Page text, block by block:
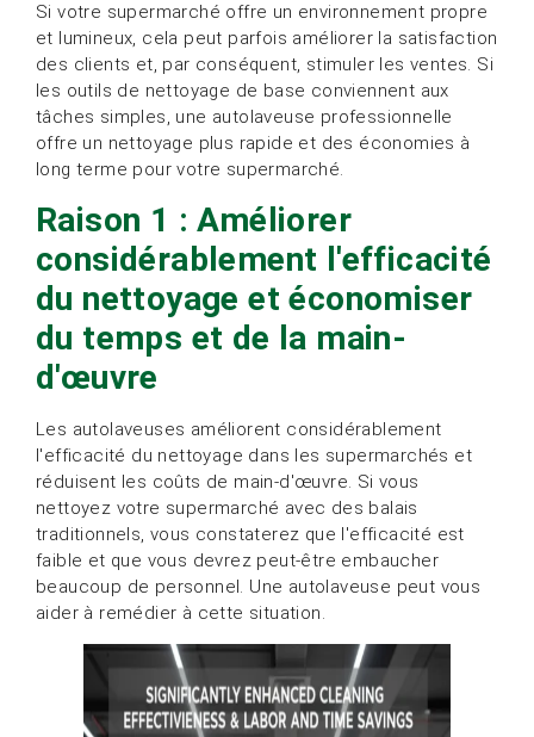
Si votre supermarché offre un environnement propre
et lumineux, cela peut parfois améliorer la satisfaction
des clients et, par conséquent, stimuler les ventes. Si
les outils de nettoyage de base conviennent aux
tâches simples, une autolaveuse professionnelle
offre un nettoyage plus rapide et des économies à
long terme pour votre supermarché.
Raison 1 : Améliorer
considérablement l'efficacité
du nettoyage et économiser
du temps et de la main-
d'œuvre
Les autolaveuses améliorent considérablement
l'efficacité du nettoyage dans les supermarchés et
réduisent les coûts de main-d'œuvre. Si vous
nettoyez votre supermarché avec des balais
traditionnels, vous constaterez que l'efficacité est
faible et que vous devrez peut-être embaucher
beaucoup de personnel. Une autolaveuse peut vous
aider à remédier à cette situation.